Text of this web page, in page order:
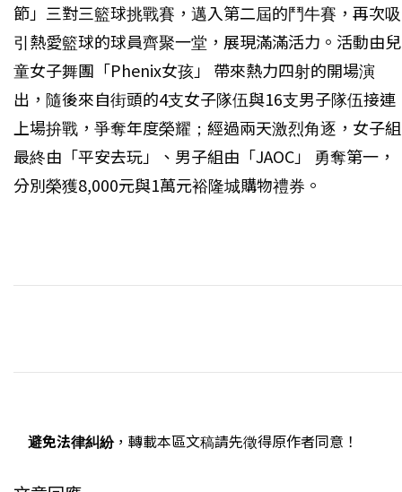
節」三對三籃球挑戰賽，邁入第二屆的鬥牛賽，再次吸
引熱愛籃球的球員齊聚一堂，展現滿滿活力。活動由兒
童女子舞團「Phenix女孩」 帶來熱力四射的開場演
出，隨後來自街頭的4支女子隊伍與16支男子隊伍接連
上場拚戰，爭奪年度榮耀；經過兩天激烈角逐，女子組
最終由「平安去玩」、男子組由「JAOC」 勇奪第一，
分別榮獲8,000元與1萬元裕隆城購物禮券。
避免法律糾紛，轉載本區文稿請先徵得原作者同意！